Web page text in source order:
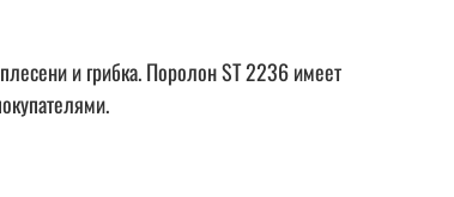
и грибка. Поролон ST 2236 имеет